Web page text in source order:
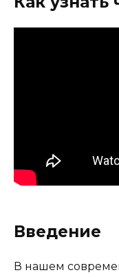
Введение
В нашем